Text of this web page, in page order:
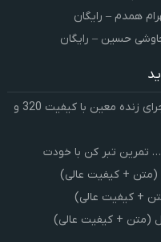
همدم – رایگان
حسین – رایگان
کنسرت صوتی معین لایو | آرشیو کامل اجرای زنده معین با کیفیت 320 و
تمرین تبر کن با خودت
+ کیفیت عالی)
+ کیفیت عالی)
(متن + کیفیت عالی)